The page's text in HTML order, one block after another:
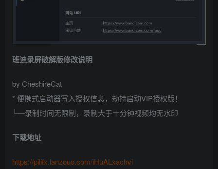
班迪录屏破解版修改说明
by CheshireCat
* 便携式启动器写入授权信息，劫持启动VIP授权版！
└—录制时间无限制，录制大于十分钟视频均无水印
下载地址
https://pilifx.lanzouo.com/iHuALxachvi